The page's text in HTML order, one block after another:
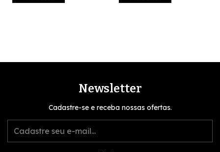
Newsletter
Cadastre-se e receba nossas ofertas.